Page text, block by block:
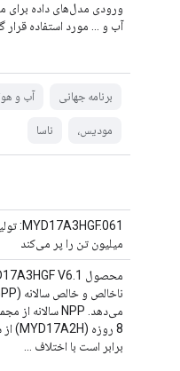
ورودی مدل‌های داده برای
آب و ... مورد استفاده قرار
برنامه جهانی آب و
مودیس، ناسا
میلیون تن را پر می‌کند
برابر است با اختلاف ...